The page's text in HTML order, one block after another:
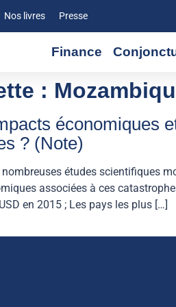
Nos livres Presse
Finance
:
économiques
? (Note)
nombreuses études scientifiques
associées à ces
en 2015 ; Les pays les plus […]